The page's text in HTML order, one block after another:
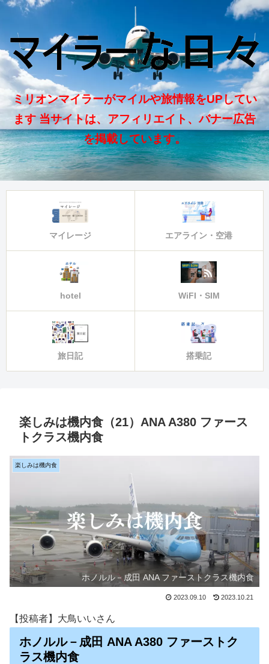
ミリオンマイラーがマイルや旅情報をUPしてい
ます 当サイトは、アフィリエイト、バナー広告
を掲載しています。
マイレージ エアライン・空港
hotel WiFI・SIM
旅日記 搭乗記
楽しみは機内食（21）ANA A380 ファース
トクラス機内食
楽しみは機内食
ホノルル－成田 ANA ファーストクラス機内食
2023.09.10 2023.10.21
【投稿者】大鳥いいさん
ホノルル－成田 ANA A380 ファーストク
ラス機内食